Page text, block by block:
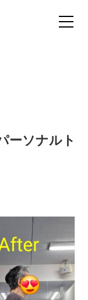
ーソナルト